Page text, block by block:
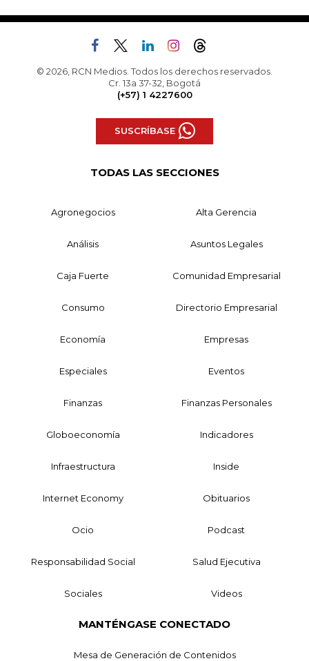
© 2026, RCN Medios. Todos los derechos reservados.
Cr. 13a 37-32, Bogotá
(+57) 1 4227600
SUSCRÍBASE
TODAS LAS SECCIONES
Agronegocios Alta Gerencia
Análisis Asuntos Legales
Caja Fuerte Comunidad Empresarial
Consumo Directorio Empresarial
Economía Empresas
Especiales Eventos
Finanzas Finanzas Personales
Globoeconomía Indicadores
Infraestructura Inside
Internet Economy Obituarios
Ocio Podcast
Responsabilidad Social Salud Ejecutiva
Sociales Videos
MANTÉNGASE CONECTADO
Mesa de Generación de Contenidos